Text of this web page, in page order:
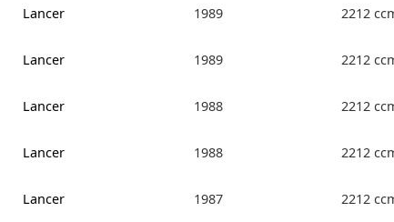
Lancer 1989 2212
Lancer 1989 2212
Lancer 1988 2212
Lancer 1988 2212
Lancer 1987 2212